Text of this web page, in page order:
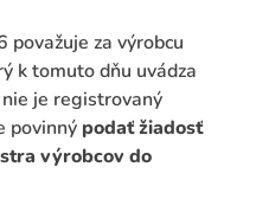
za výrobcu
k tomuto dňu uvádza
je registrovaný
povinný podať žiadosť
výrobcov do